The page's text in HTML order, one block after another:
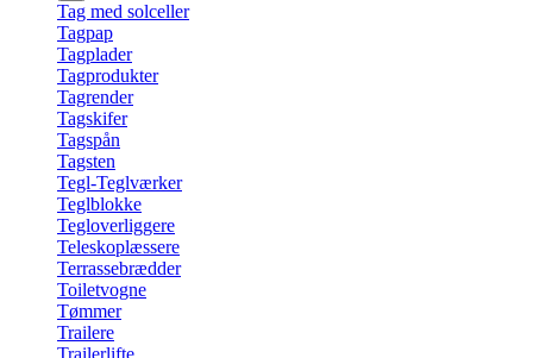
Tag med solceller
Tagpap
Tagplader
Tagprodukter
Tagrender
Tagskifer
Tagspån
Tagsten
Tegl-Teglværker
Teglblokke
Tegloverliggere
Teleskoplæssere
Terrassebrædder
Toiletvogne
Tømmer
Trailere
Trailerlifte